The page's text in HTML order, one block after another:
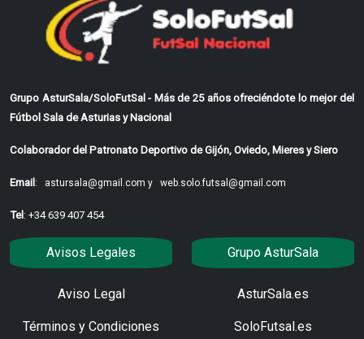
Grupo AsturSala/SoloFutSal - Más de 25 años ofreciéndote lo mejor del
Fútbol Sala de Asturias y Nacional
Colaborador del Patronato Deportivo de Gijón, Oviedo, Mieres y Siero
Email: astursala@gmail.com y web.solo.futsal@gmail.com
Tel: +34 639 407 454
Avisos Legales
Aviso Legal
Términos y Condiciones
Grupo AsturSala
AsturSala.es
SoloFutsal.es